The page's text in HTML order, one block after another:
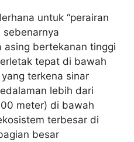
untuk “perairan
sebenarnya
asing bertekanan tinggi
tepat di bawah
terkena sinar
lebih dari
meter) di bawah
terbesar di
besar